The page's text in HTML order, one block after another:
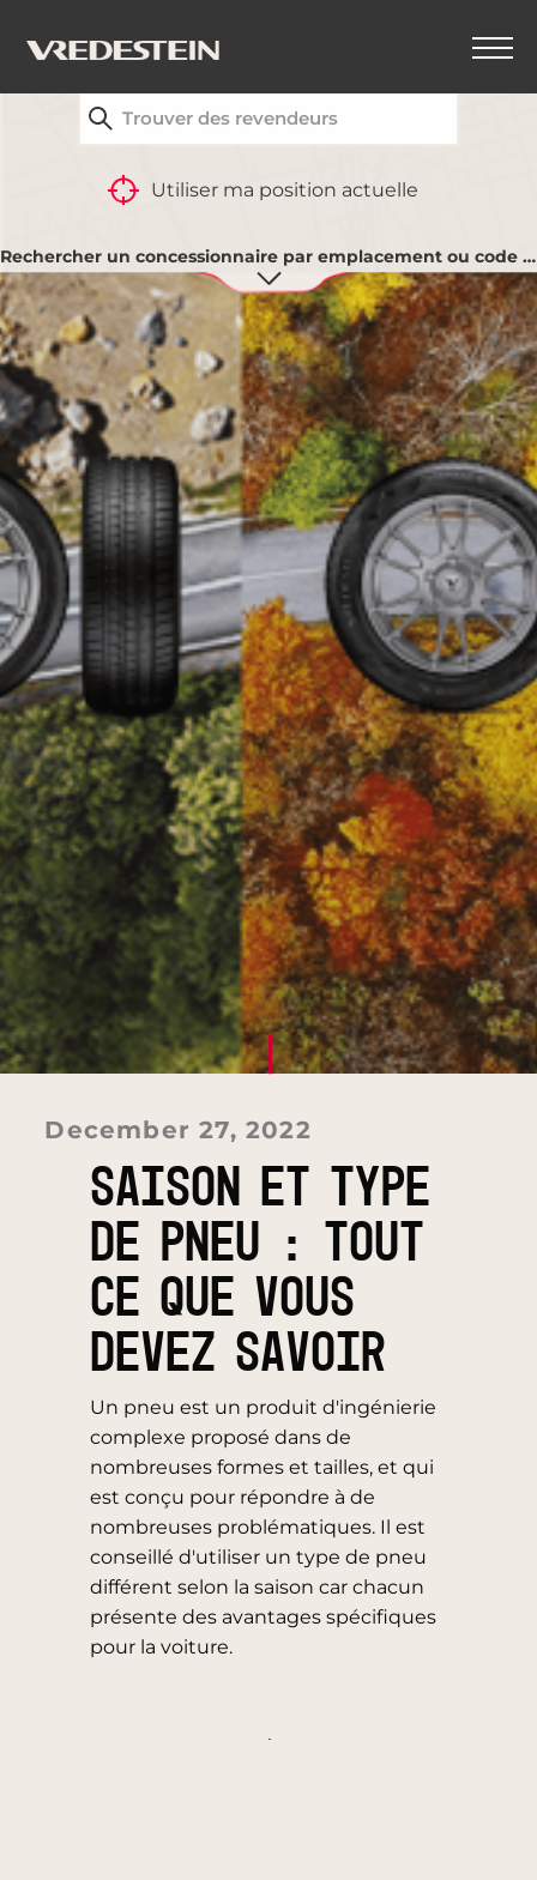
PLUS PROCHE
Utiliser ma position actuelle
Rechercher un concessionnaire par emplacement ou code postal
December 27, 2022
SAISON ET TYPE
DE PNEU : TOUT
CE QUE VOUS
DEVEZ SAVOIR
Un pneu est un produit d'ingénierie
complexe proposé dans de
nombreuses formes et tailles, et qui
est conçu pour répondre à de
nombreuses problématiques. Il est
conseillé d'utiliser un type de pneu
différent selon la saison car chacun
présente des avantages spécifiques
pour la voiture.